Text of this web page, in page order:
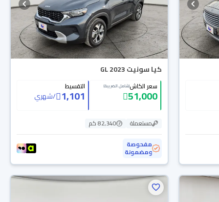
كيا سونيت GL 2023
سعر الكاش(شامل الضريبة)
51,000
التقسيط
1,101
/شهري
مستعملة
82,340 كم
مفحوصة
ومضمونة